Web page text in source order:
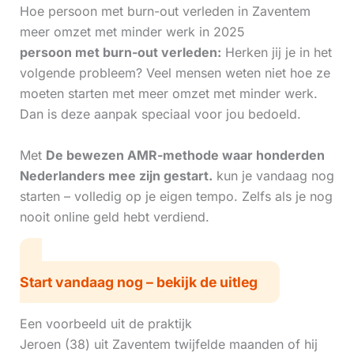
Hoe persoon met burn-out verleden in Zaventem
meer omzet met minder werk in 2025
persoon met burn-out verleden: Herken jij je in het
volgende probleem? Veel mensen weten niet hoe ze
moeten starten met meer omzet met minder werk.
Dan is deze aanpak speciaal voor jou bedoeld.
Met De bewezen AMR-methode waar honderden
Nederlanders mee zijn gestart. kun je vandaag nog
starten – volledig op je eigen tempo. Zelfs als je nog
nooit online geld hebt verdiend.
Start vandaag nog – bekijk de uitleg
Een voorbeeld uit de praktijk
Jeroen (38) uit Zaventem twijfelde maanden of hij